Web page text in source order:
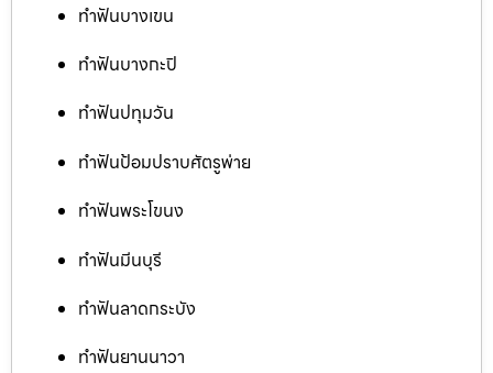
ทำฟันบางเขน
ทำฟันบางกะปิ
ทำฟันปทุมวัน
ทำฟันป้อมปราบศัตรูพ่าย
ทำฟันพระโขนง
ทำฟันมีนบุรี
ทำฟันลาดกระบัง
ทำฟันยานนาวา